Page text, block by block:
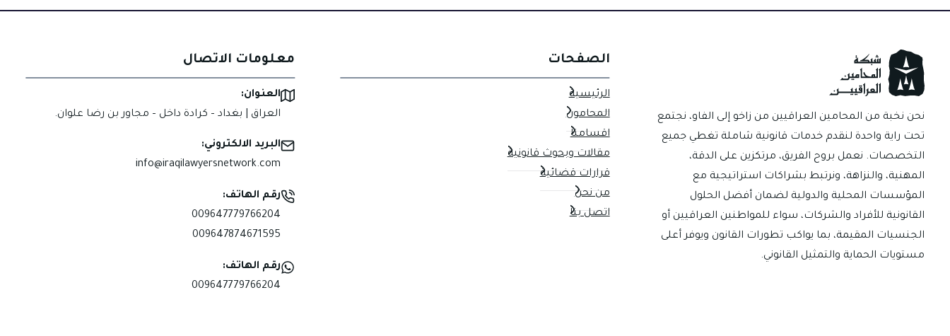
الأولاد
نحن نخبة من المحامين العراقيين من زاخو إلى الفاو، نجتمع
تحت راية واحدة لنقدم خدمات قانونية شاملة تغطي جميع
التخصصات. نعمل بروح الفريق، مرتكزين على الدقة،
المهنية، والنزاهة، ونرتبط بشراكات استراتيجية مع
المؤسسات المحلية والدولية لضمان أفضل الحلول
القانونية للأفراد والشركات، سواء للمواطنين العراقيين أو
الجنسيات المقيمة، بما يواكب تطورات القانون ويوفر أعلى
مستويات الحماية والتمثيل القانوني.
الصفحات
الرئيسية
المحامون
اقسامنا
مقالات وبحوث قانونية
قرارات قضائية
من نحن
اتصل بنا
معلومات الاتصال
العنوان:
العراق | بغداد – كرادة داخل – مجاور بن رضا علوان.
البريد الالكتروني:
info@iraqilawyersnetwork.com
رقم الهاتف:
009647779766204
009647874671595
رقم الهاتف:
009647779766204